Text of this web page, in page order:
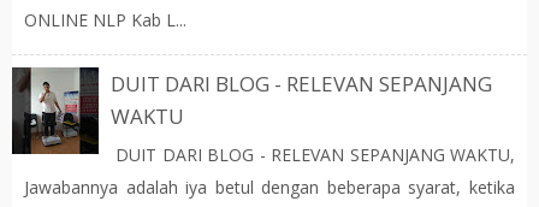
ONLINE NLP Kab L...
DUIT DARI BLOG - RELEVAN SEPANJANG
WAKTU
DUIT DARI BLOG - RELEVAN SEPANJANG WAKTU,
Jawabannya adalah iya betul dengan beberapa syarat, ketika